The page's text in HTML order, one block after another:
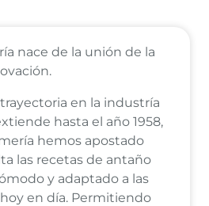
nace de la unión de la
en la industría
hasta el año 1958,
hemos apostado
las recetas de antaño
y adaptado a las
en día. Permitiendo